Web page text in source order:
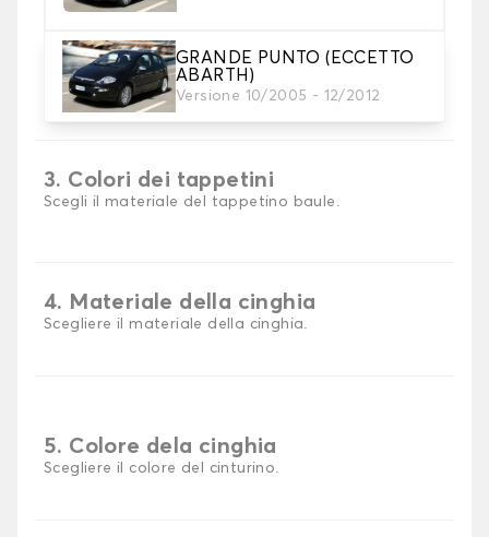
GRANDE PUNTO (ECCETTO
ABARTH)
Versione 10/2005 - 12/2012
2. Materiale
scegli il materiale del tappetini per baule
3. Colori dei tappetini
Scegli il materiale del tappetino baule.
4. Materiale della cinghia
Scegliere il materiale della cinghia.
5. Colore dela cinghia
Scegliere il colore del cinturino.